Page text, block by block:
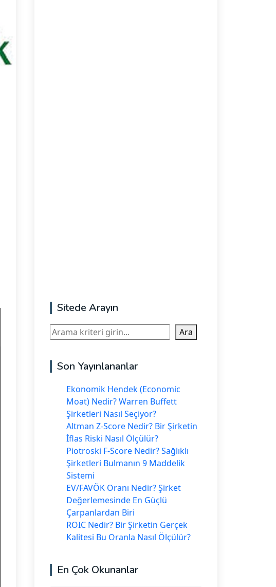
Sitede Arayın
Ara Ara
Son Yayınlananlar
Ekonomik Hendek (Economic
Moat) Nedir? Warren Buffett
Şirketleri Nasıl Seçiyor?
Altman Z-Score Nedir? Bir Şirketin
İflas Riski Nasıl Ölçülür?
Piotroski F-Score Nedir? Sağlıklı
Şirketleri Bulmanın 9 Maddelik
Sistemi
EV/FAVÖK Oranı Nedir? Şirket
Değerlemesinde En Güçlü
Çarpanlardan Biri
ROIC Nedir? Bir Şirketin Gerçek
Kalitesi Bu Oranla Nasıl Ölçülür?
En Çok Okunanlar